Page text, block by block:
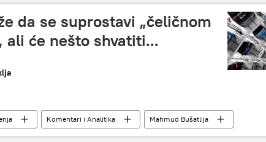
da se suprostavi „čeličnom
ali će nešto shvatiti...
Komentari i Analitika
Mahmud Bušatlija
industrija prehrambeni proizvodi
recipročne mere